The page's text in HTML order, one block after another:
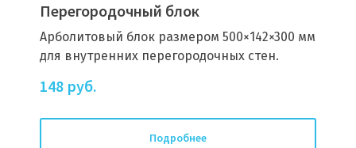
Перегородочный блок
Арболитовый блок размером 500×142×300 мм
для внутренних перегородочных стен.
148 руб.
Подробнее